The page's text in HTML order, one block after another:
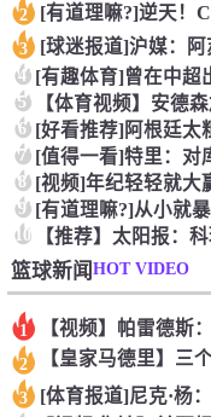
2
3
4
5
6
7
8 [视频]年纪轻轻就大
9
10
篮球新闻HOT VIDEO
1
2
3